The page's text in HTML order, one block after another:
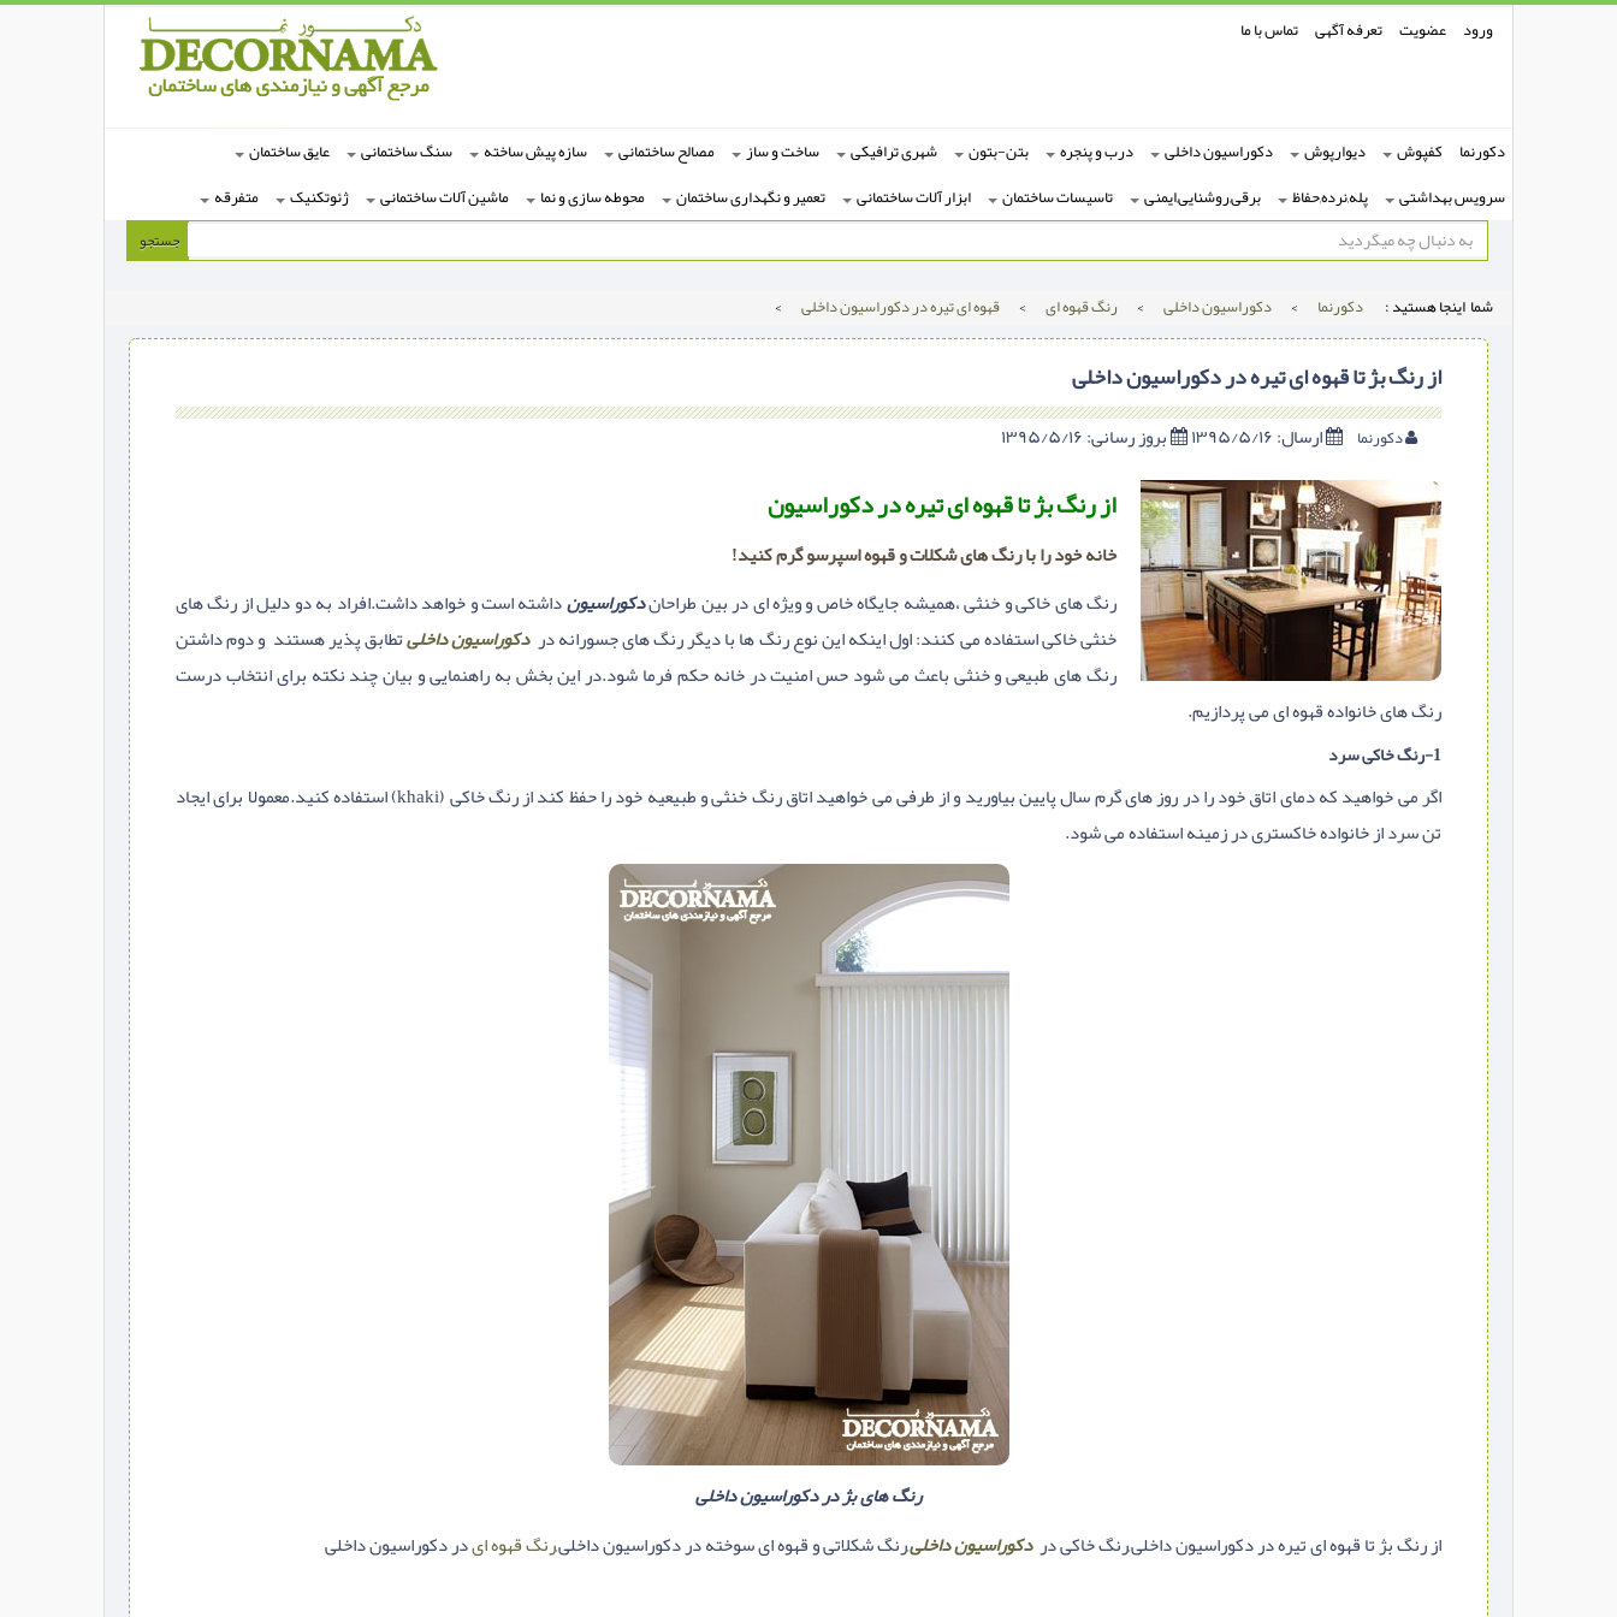
ورود عضویت تعرفه آگهی تماس با ما
دکورنما کفپوش دیوارپوش دکوراسیون داخلی درب و پنجره بتن-بتون شهری ترافیکی ساخت و ساز مصالح ساختمانی سازه پیش ساخته سنگ ساختمانی
عایق ساختمان
سرویس بهداشتی
پله,نرده,حفاظ برقی,روشنایی,ایمنی تاسیسات ساختمان ابزار آلات ساختمانی تعمیر و نگهداری ساختمان محوطه سازی و نما ماشین آلات ساختمانی ژئوتکنیک متفرقه
جستجو
شما اینجا هستید : دکورنما > دکوراسیون داخلی > رنگ قهوه ای > قهوه ای تیره در دکوراسیون داخلی >
از رنگ بژ تا قهوه ای تیره در دکوراسیون داخلی
دکورنما ارسال:۱۳۹۵/۵/۱۶ بروز رسانی:
از رنگ بژ تا قهوه ای تیره در دکوراسیون
خانه خود را با رنگ های شکلات و قهوه اسپرسو گرم کنید!
رنگ های خاکی و خنثی ،همیشه جایگاه خاص و ویژه ای در بین طراحاندکوراسیونداشته است و خواهد داشت.افراد به دو دلیل از رنگ های
خنثی خاکی استفاده می کنند: اول اینکه این نوع رنگ ها با دیگر رنگ های جسورانه در دکوراسیون داخلیتطابق پذیر هستند و دوم داشتن
رنگ های طبیعی و خنثی باعث می شود حس امنیت در خانه حکم فرما شود.در این بخش به راهنمایی و بیان چند نکته برای انتخاب درست
رنگ های خانواده قهوه ای می پردازیم.
1-رنگ خاکی سرد
اگر می خواهید که دمای اتاق خود را در روز های گرم سال پایین بیاورید و از طرفی می خواهید اتاق رنگ خنثی و طبیعیه خود را حفظ کند از رنگ خاکی (khaki) استفاده کنید.معمولا برای ایجاد
تن سرد از خانواده خاکستری در زمینه استفاده می شود.
رنگ های بژ در دکوراسیون داخلی
از رنگ بژ تا قهوه ای تیره در دکوراسیون داخلی,رنگ خاکی دردکوراسیون داخلی,رنگ شکلاتی و قهوه ای سوخته در دکوراسیون داخلی,رنگ قهوه ایدر دکوراسیون داخلی